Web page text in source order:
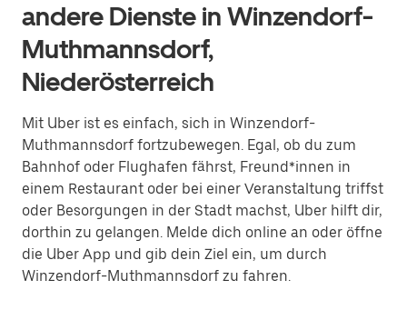
andere Dienste in Winzendorf-
Muthmannsdorf,
Niederösterreich
Mit Uber ist es einfach, sich in Winzendorf-
Muthmannsdorf fortzubewegen. Egal, ob du zum
Bahnhof oder Flughafen fährst, Freund*innen in
einem Restaurant oder bei einer Veranstaltung triffst
oder Besorgungen in der Stadt machst, Uber hilft dir,
dorthin zu gelangen. Melde dich online an oder öffne
die Uber App und gib dein Ziel ein, um durch
Winzendorf-Muthmannsdorf zu fahren.